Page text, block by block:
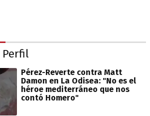
Perfil
Pérez-Reverte contra Matt
Damon en La Odisea: "No es el
héroe mediterráneo que nos
contó Homero"